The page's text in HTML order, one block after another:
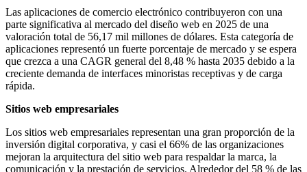
Las aplicaciones de comercio electrónico contribuyeron con una
parte significativa al mercado del diseño web en 2025 de una
valoración total de 56,17 mil millones de dólares. Esta categoría de
aplicaciones representó un fuerte porcentaje de mercado y se espera
que crezca a una CAGR general del 8,48 % hasta 2035 debido a la
creciente demanda de interfaces minoristas receptivas y de carga
rápida.
Sitios web empresariales
Los sitios web empresariales representan una gran proporción de la
inversión digital corporativa, y casi el 66% de las organizaciones
mejoran la arquitectura del sitio web para respaldar la marca, la
comunicación y la prestación de servicios. Alrededor del 58 % de las